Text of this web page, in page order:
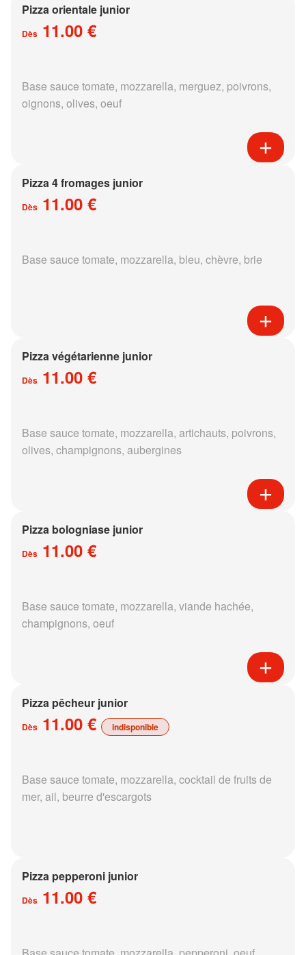
Pizza orientale junior
Dès 11.00 €
Base sauce tomate, mozzarella, merguez, poivrons,
oignons, olives, oeuf
Pizza 4 fromages junior
Dès 11.00 €
Base sauce tomate, mozzarella, bleu, chèvre, brie
Pizza végétarienne junior
Dès 11.00 €
Base sauce tomate, mozzarella, artichauts, poivrons,
olives, champignons, aubergines
Pizza bologniase junior
Dès 11.00 €
Base sauce tomate, mozzarella, viande hachée,
champignons, oeuf
Pizza pêcheur junior
Dès 11.00 € indisponible
Base sauce tomate, mozzarella, cocktail de fruits de
mer, ail, beurre d'escargots
Pizza pepperoni junior
Dès 11.00 €